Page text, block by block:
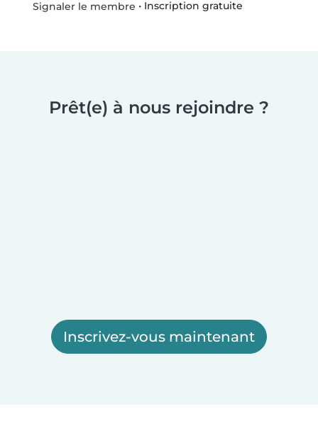
Signaler le membre • Inscription gratuite
Prêt(e) à nous rejoindre ?
Inscrivez-vous maintenant